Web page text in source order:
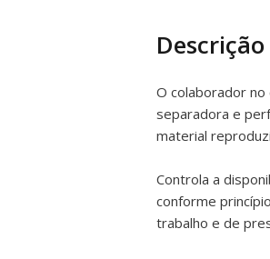
O colaborador no
separadora e
material
Controla a
conforme
trabalho e de